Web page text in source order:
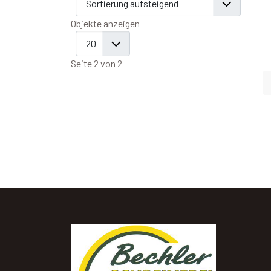
Objekte anzeigen
Seite 2 von 2